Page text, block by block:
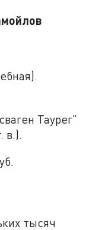
Таурег"
в.).
тысяч